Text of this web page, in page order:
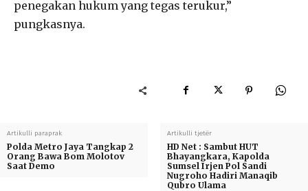
penegakan hukum yang tegas terukur,”
pungkasnya.
Artikulli paraprak
Polda Metro Jaya Tangkap 2
Orang Bawa Bom Molotov
Saat Demo
Artikulli tjetër
HD Net : Sambut HUT
Bhayangkara, Kapolda
Sumsel Irjen Pol Sandi
Nugroho Hadiri Manaqib
Qubro Ulama